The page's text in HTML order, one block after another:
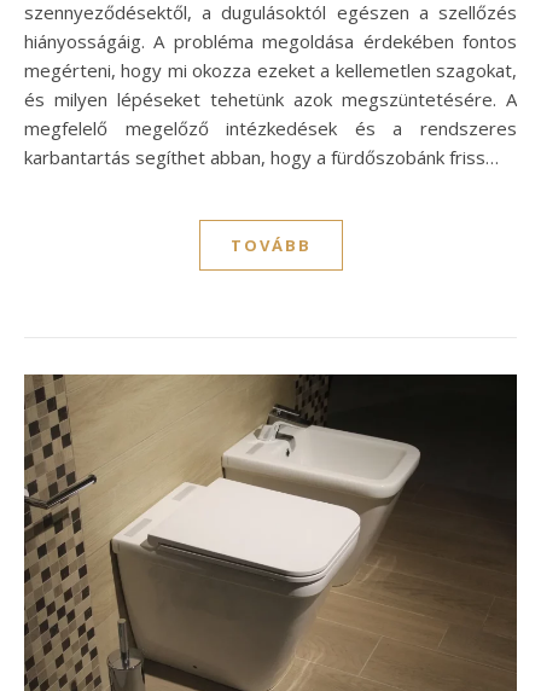
szennyeződésektől, a dugulásoktól egészen a szellőzés
hiányosságáig. A probléma megoldása érdekében fontos
megérteni, hogy mi okozza ezeket a kellemetlen szagokat,
és milyen lépéseket tehetünk azok megszüntetésére. A
megfelelő megelőző intézkedések és a rendszeres
karbantartás segíthet abban, hogy a fürdőszobánk friss…
TOVÁBB